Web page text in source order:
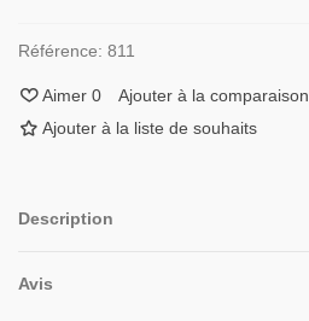
Référence: 811
Aimer 0 Ajouter à la comparaison
Ajouter à la liste de souhaits
Description
Avis